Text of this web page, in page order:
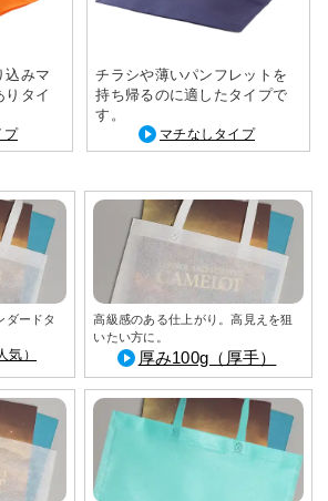
込みマ
りタイ
プ
チラシや薄いパンフレットを
持ち帰るのに適したタイプで
す。
マチなしタイプ
ダードタ
気）
高級感のある仕上がり。高見えを狙
いたい方に。
厚み100g（厚手）